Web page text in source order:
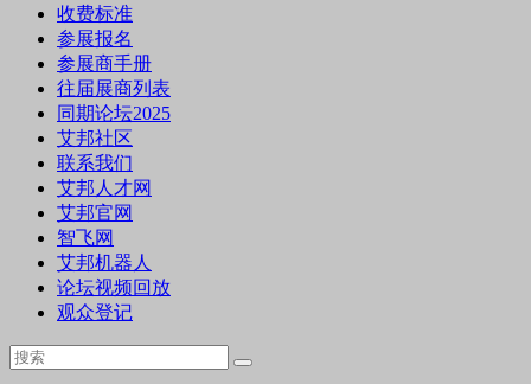
收费标准
参展报名
参展商手册
往届展商列表
同期论坛2025
艾邦社区
联系我们
艾邦人才网
艾邦官网
智飞网
艾邦机器人
论坛视频回放
观众登记